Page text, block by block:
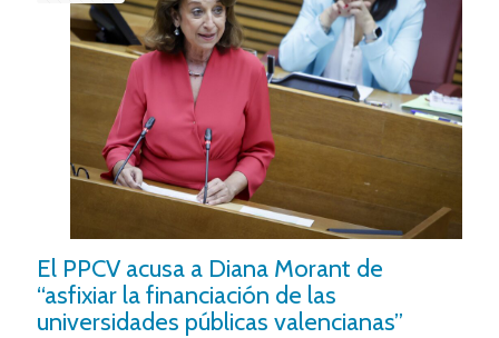
El PPCV acusa a Diana Morant de
“asfixiar la financiación de las
universidades públicas valencianas”